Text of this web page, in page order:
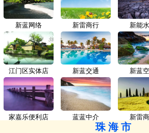
新蓝网络 新雷商行
江门区实体店 新蓝交通
家嘉乐便利店 蓝蓝中介
新能
新蓝
新雷
珠海市